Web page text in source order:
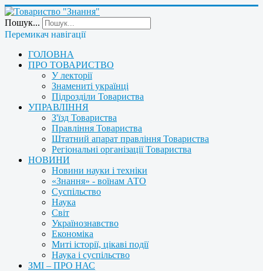
Пошук...
Перемикач навігації
ГОЛОВНА
ПРО ТОВАРИСТВО
У лекторії
Знамениті українці
Підрозділи Товариства
УПРАВЛІННЯ
З'їзд Товариства
Правління Товариства
Штатний апарат правління Товариства
Регіональні організації Товариства
НОВИНИ
Новини науки і техніки
«Знання» - воїнам АТО
Суспільство
Наука
Світ
Українознавство
Економіка
Миті історії, цікаві події
Наука і суспільство
ЗМІ – ПРО НАС